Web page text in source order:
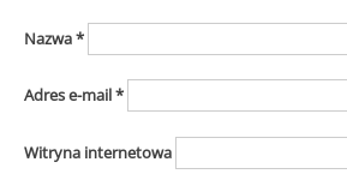
Nazwa*
Adres e-mail*
Witryna internetowa